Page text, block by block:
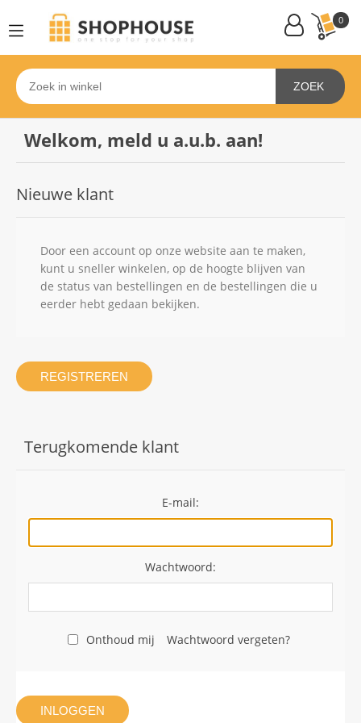
0
ZOEK
Welkom, meld u a.u.b. aan!
Nieuwe klant
Door een account op onze website aan te maken,
kunt u sneller winkelen, op de hoogte blijven van
de status van bestellingen en de bestellingen die u
eerder hebt gedaan bekijken.
REGISTREREN
Terugkomende klant
E-mail:
Wachtwoord:
Onthoud mij Wachtwoord vergeten?
INLOGGEN